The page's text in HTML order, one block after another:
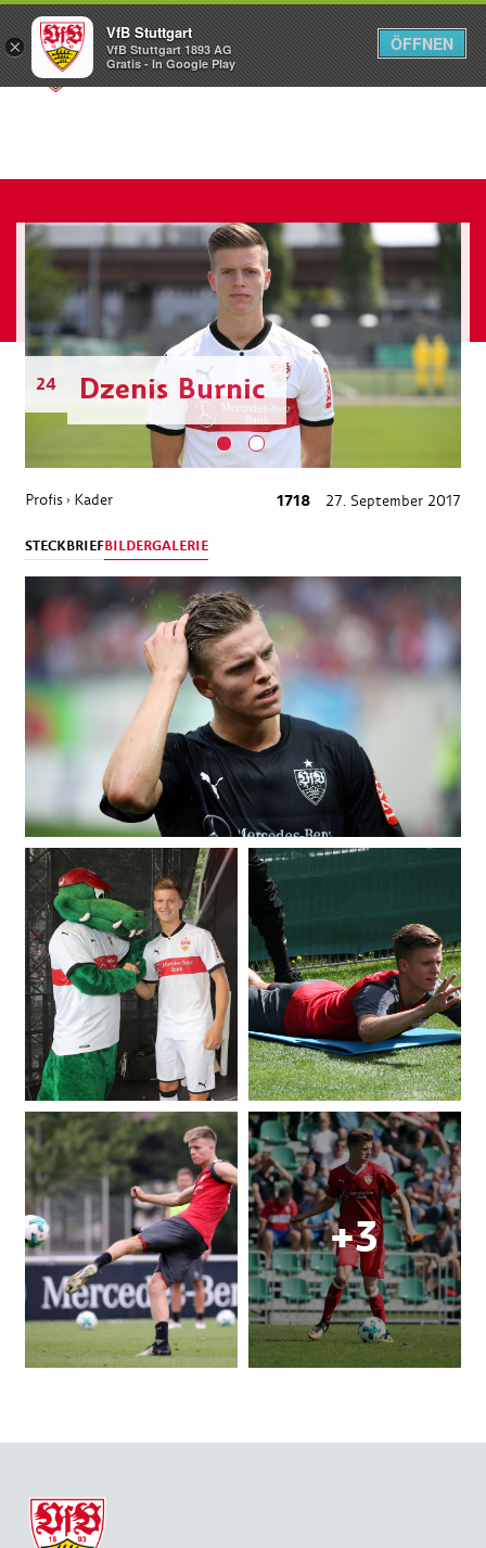
Menü
24 Dzenis Burnic
Profis › Kader 1718 27. September 2017
STECKBRIEFBILDERGALERIE
×
VfB Stuttgart
VfB Stuttgart 1893 AG
Gratis - In Google Play
ÖFFNEN